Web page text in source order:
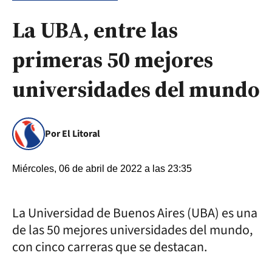
La UBA, entre las
primeras 50 mejores
universidades del mundo
Por El Litoral
Miércoles, 06 de abril de 2022 a las 23:35
La Universidad de Buenos Aires (UBA) es una
de las 50 mejores universidades del mundo,
con cinco carreras que se destacan.